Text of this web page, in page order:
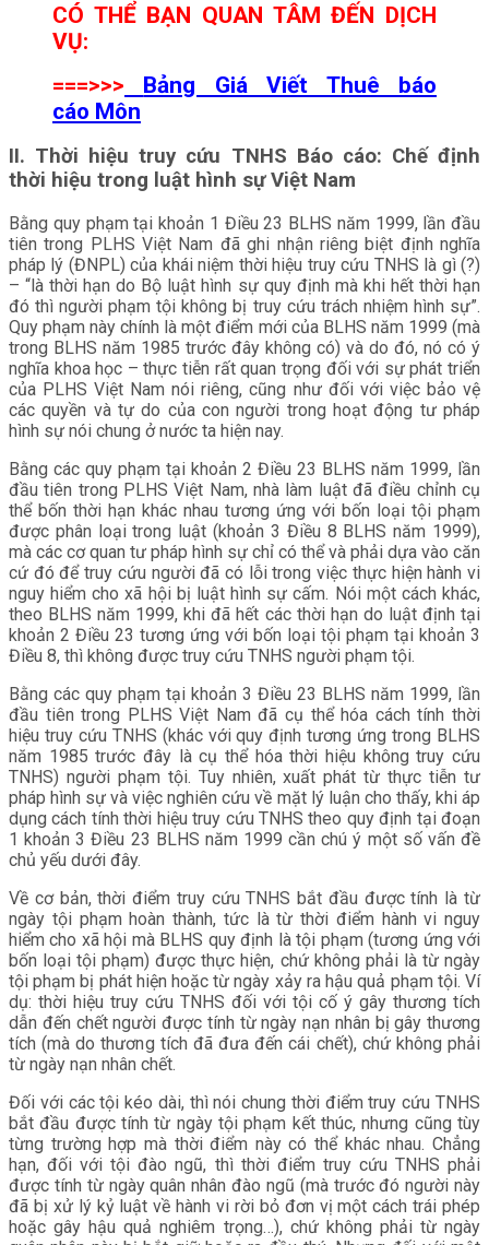
CÓ THỂ BẠN QUAN TÂM ĐẾN DỊCH
VỤ:
===>>>
Bảng Giá Viết Thuê báo
cáo Môn
II. Thời hiệu truy cứu TNHS Báo cáo: Chế định
thời hiệu trong luật hình sự Việt Nam
Bằng quy phạm tại khoản 1 Điều 23 BLHS năm 1999, lần đầu
tiên trong PLHS Việt Nam đã ghi nhận riêng biệt định nghĩa
pháp lý (ĐNPL) của khái niệm thời hiệu truy cứu TNHS là gì (?)
– “là thời hạn do Bộ luật hình sự quy định mà khi hết thời hạn
đó thì người phạm tội không bị truy cứu trách nhiệm hình sự”.
Quy phạm này chính là một điểm mới của BLHS năm 1999 (mà
trong BLHS năm 1985 trước đây không có) và do đó, nó có ý
nghĩa khoa học – thực tiễn rất quan trọng đối với sự phát triển
của PLHS Việt Nam nói riêng, cũng như đối với việc bảo vệ
các quyền và tự do của con người trong hoạt động tư pháp
hình sự nói chung ở nước ta hiện nay.
Bằng các quy phạm tại khoản 2 Điều 23 BLHS năm 1999, lần
đầu tiên trong PLHS Việt Nam, nhà làm luật đã điều chỉnh cụ
thể bốn thời hạn khác nhau tương ứng với bốn loại tội phạm
được phân loại trong luật (khoản 3 Điều 8 BLHS năm 1999),
mà các cơ quan tư pháp hình sự chỉ có thể và phải dựa vào căn
cứ đó để truy cứu người đã có lỗi trong việc thực hiện hành vi
nguy hiểm cho xã hội bị luật hình sự cấm. Nói một cách khác,
theo BLHS năm 1999, khi đã hết các thời hạn do luật định tại
khoản 2 Điều 23 tương ứng với bốn loại tội phạm tại khoản 3
Điều 8, thì không được truy cứu TNHS người phạm tội.
Bằng các quy phạm tại khoản 3 Điều 23 BLHS năm 1999, lần
đầu tiên trong PLHS Việt Nam đã cụ thể hóa cách tính thời
hiệu truy cứu TNHS (khác với quy định tương ứng trong BLHS
năm 1985 trước đây là cụ thể hóa thời hiệu không truy cứu
TNHS) người phạm tội. Tuy nhiên, xuất phát từ thực tiễn tư
pháp hình sự và việc nghiên cứu về mặt lý luận cho thấy, khi áp
dụng cách tính thời hiệu truy cứu TNHS theo quy định tại đoạn
1 khoản 3 Điều 23 BLHS năm 1999 cần chú ý một số vấn đề
chủ yếu dưới đây.
Về cơ bản, thời điểm truy cứu TNHS bắt đầu được tính là từ
ngày tội phạm hoàn thành, tức là từ thời điểm hành vi nguy
hiểm cho xã hội mà BLHS quy định là tội phạm (tương ứng với
bốn loại tội phạm) được thực hiện, chứ không phải là từ ngày
tội phạm bị phát hiện hoặc từ ngày xảy ra hậu quả phạm tội. Ví
dụ: thời hiệu truy cứu TNHS đối với tội cố ý gây thương tích
dẫn đến chết người được tính từ ngày nạn nhân bị gây thương
tích (mà do thương tích đã đưa đến cái chết), chứ không phải
từ ngày nạn nhân chết.
Đối với các tội kéo dài, thì nói chung thời điểm truy cứu TNHS
bắt đầu được tính từ ngày tội phạm kết thúc, nhưng cũng tùy
từng trường hợp mà thời điểm này có thể khác nhau. Chẳng
hạn, đối với tội đào ngũ, thì thời điểm truy cứu TNHS phải
được tính từ ngày quân nhân đào ngũ (mà trước đó người này
đã bị xử lý kỷ luật về hành vi rời bỏ đơn vị một cách trái phép
hoặc gây hậu quả nghiêm trọng…), chứ không phải từ ngày